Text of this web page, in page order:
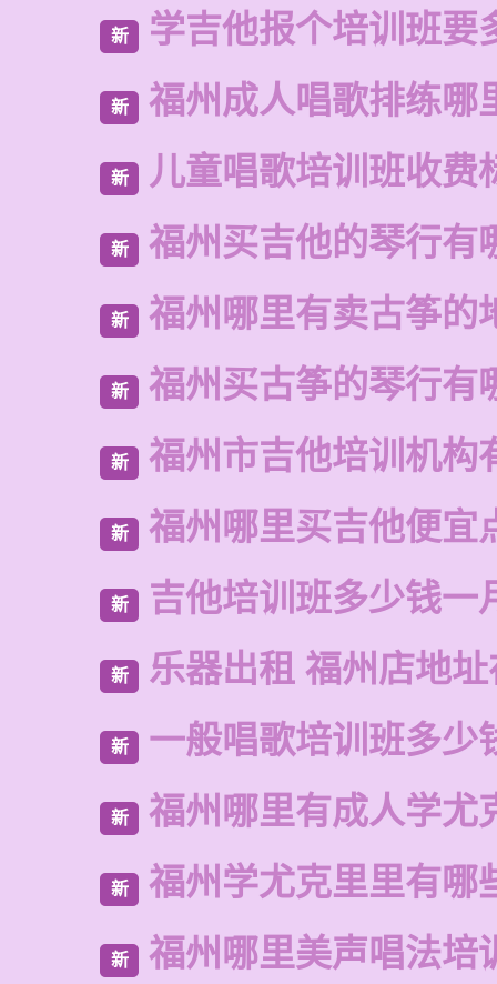
新 学吉他报个培训班要
新 福州成人唱歌排练哪
新 儿童唱歌培训班收费
新 福州买吉他的琴行有
新 福州哪里有卖古筝的
新 福州买古筝的琴行有
新 福州市吉他培训机构
新 福州哪里买吉他便宜
新 吉他培训班多少钱一
新 乐器出租 福州店地
新 一般唱歌培训班多少
新 福州哪里有成人学尤
新 福州学尤克里里有哪
新 福州哪里美声唱法培